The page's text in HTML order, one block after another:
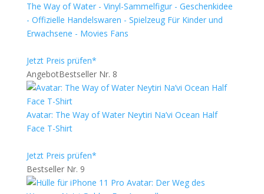
The Way of Water - Vinyl-Sammelfigur - Geschenkidee
- Offizielle Handelswaren - Spielzeug Für Kinder und
Erwachsene - Movies Fans
Jetzt Preis prüfen*
AngebotBestseller Nr. 8
Avatar: The Way of Water Neytiri Na’vi Ocean Half
Face T-Shirt
Jetzt Preis prüfen*
Bestseller Nr. 9